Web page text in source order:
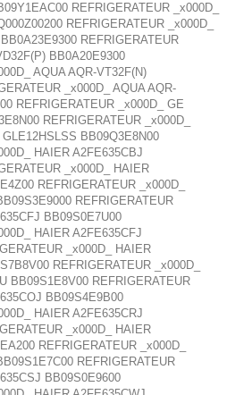
REFRIGERATEUR _x000D_
REFRIGERATEUR _x000D_
REFRIGERATEUR
BB0A20E9300
AQUA AQR-VT32F(N)
_x000D_ AQUA AQR-
REFRIGERATEUR _x000D_ GE
REFRIGERATEUR _x000D_
BB09Q3E8N00
HAIER A2FE635CBJ
_x000D_ HAIER
REFRIGERATEUR _x000D_
REFRIGERATEUR
BB09S0E7U00
HAIER A2FE635CFJ
_x000D_ HAIER
REFRIGERATEUR _x000D_
BB09S1E8V00 REFRIGERATEUR
BB09S4E9B00
HAIER A2FE635CRJ
_x000D_ HAIER
REFRIGERATEUR _x000D_
REFRIGERATEUR
BB09S0E9600